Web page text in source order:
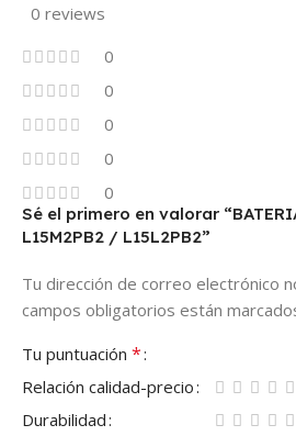
0 reviews
0
0
0
0
0
Sé el primero en valorar
L15M2PB2 / L15L2PB2”
Tu dirección de correo electrónico
campos obligatorios están
Tu puntuación *
Relación calidad-precio
Durabilidad